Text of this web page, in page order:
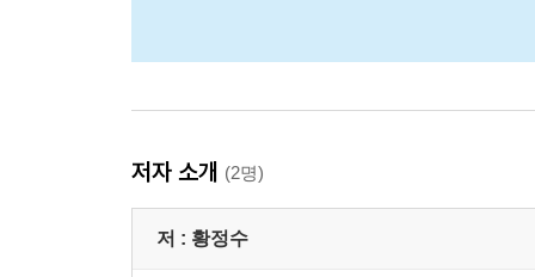
저자 소개 (2명)
저 : 황정수